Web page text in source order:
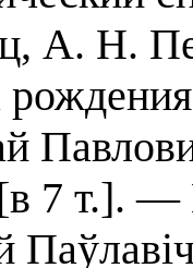
А. Н.
[в 7 т.].